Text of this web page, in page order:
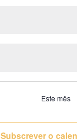
Este mês
Subscrever o